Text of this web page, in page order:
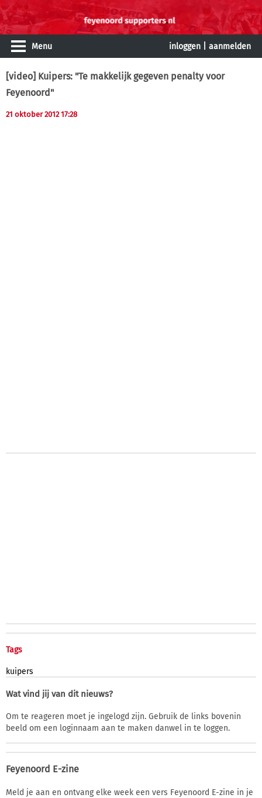
Menu inloggen aanmelden
[video] Kuipers: "Te makkelijk gegeven penalty voor
Feyenoord"
21 oktober 2012 17:28
Tags
kuipers
Wat vind jij van dit nieuws?
Om te reageren moet je ingelogd zijn. Gebruik de links bovenin
beeld om een loginnaam aan te maken danwel in te loggen.
Feyenoord E-zine
Meld je aan en ontvang elke week een vers Feyenoord E-zine in je